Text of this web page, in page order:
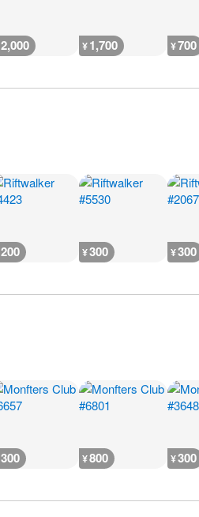
2,000 ¥1,700 ¥700
200 ¥300 ¥300
300 ¥800 ¥300